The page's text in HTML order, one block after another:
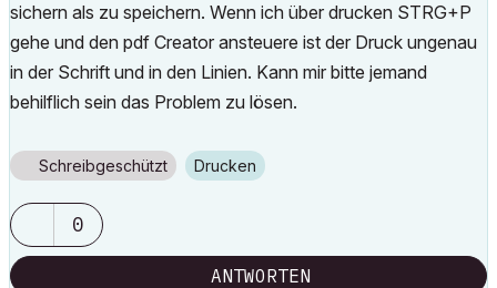
sichern als zu speichern. Wenn ich über drucken STRG+P
gehe und den pdf Creator ansteuere ist der Druck ungenau
in der Schrift und in den Linien. Kann mir bitte jemand
behilflich sein das Problem zu lösen.
Schreibgeschützt Drucken
0
ANTWORTEN